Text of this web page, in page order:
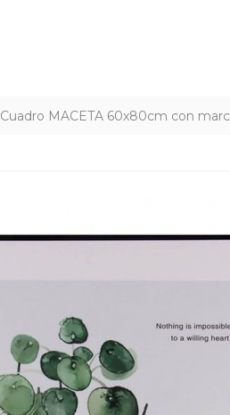
Cuadro MACETA 60x80cm con